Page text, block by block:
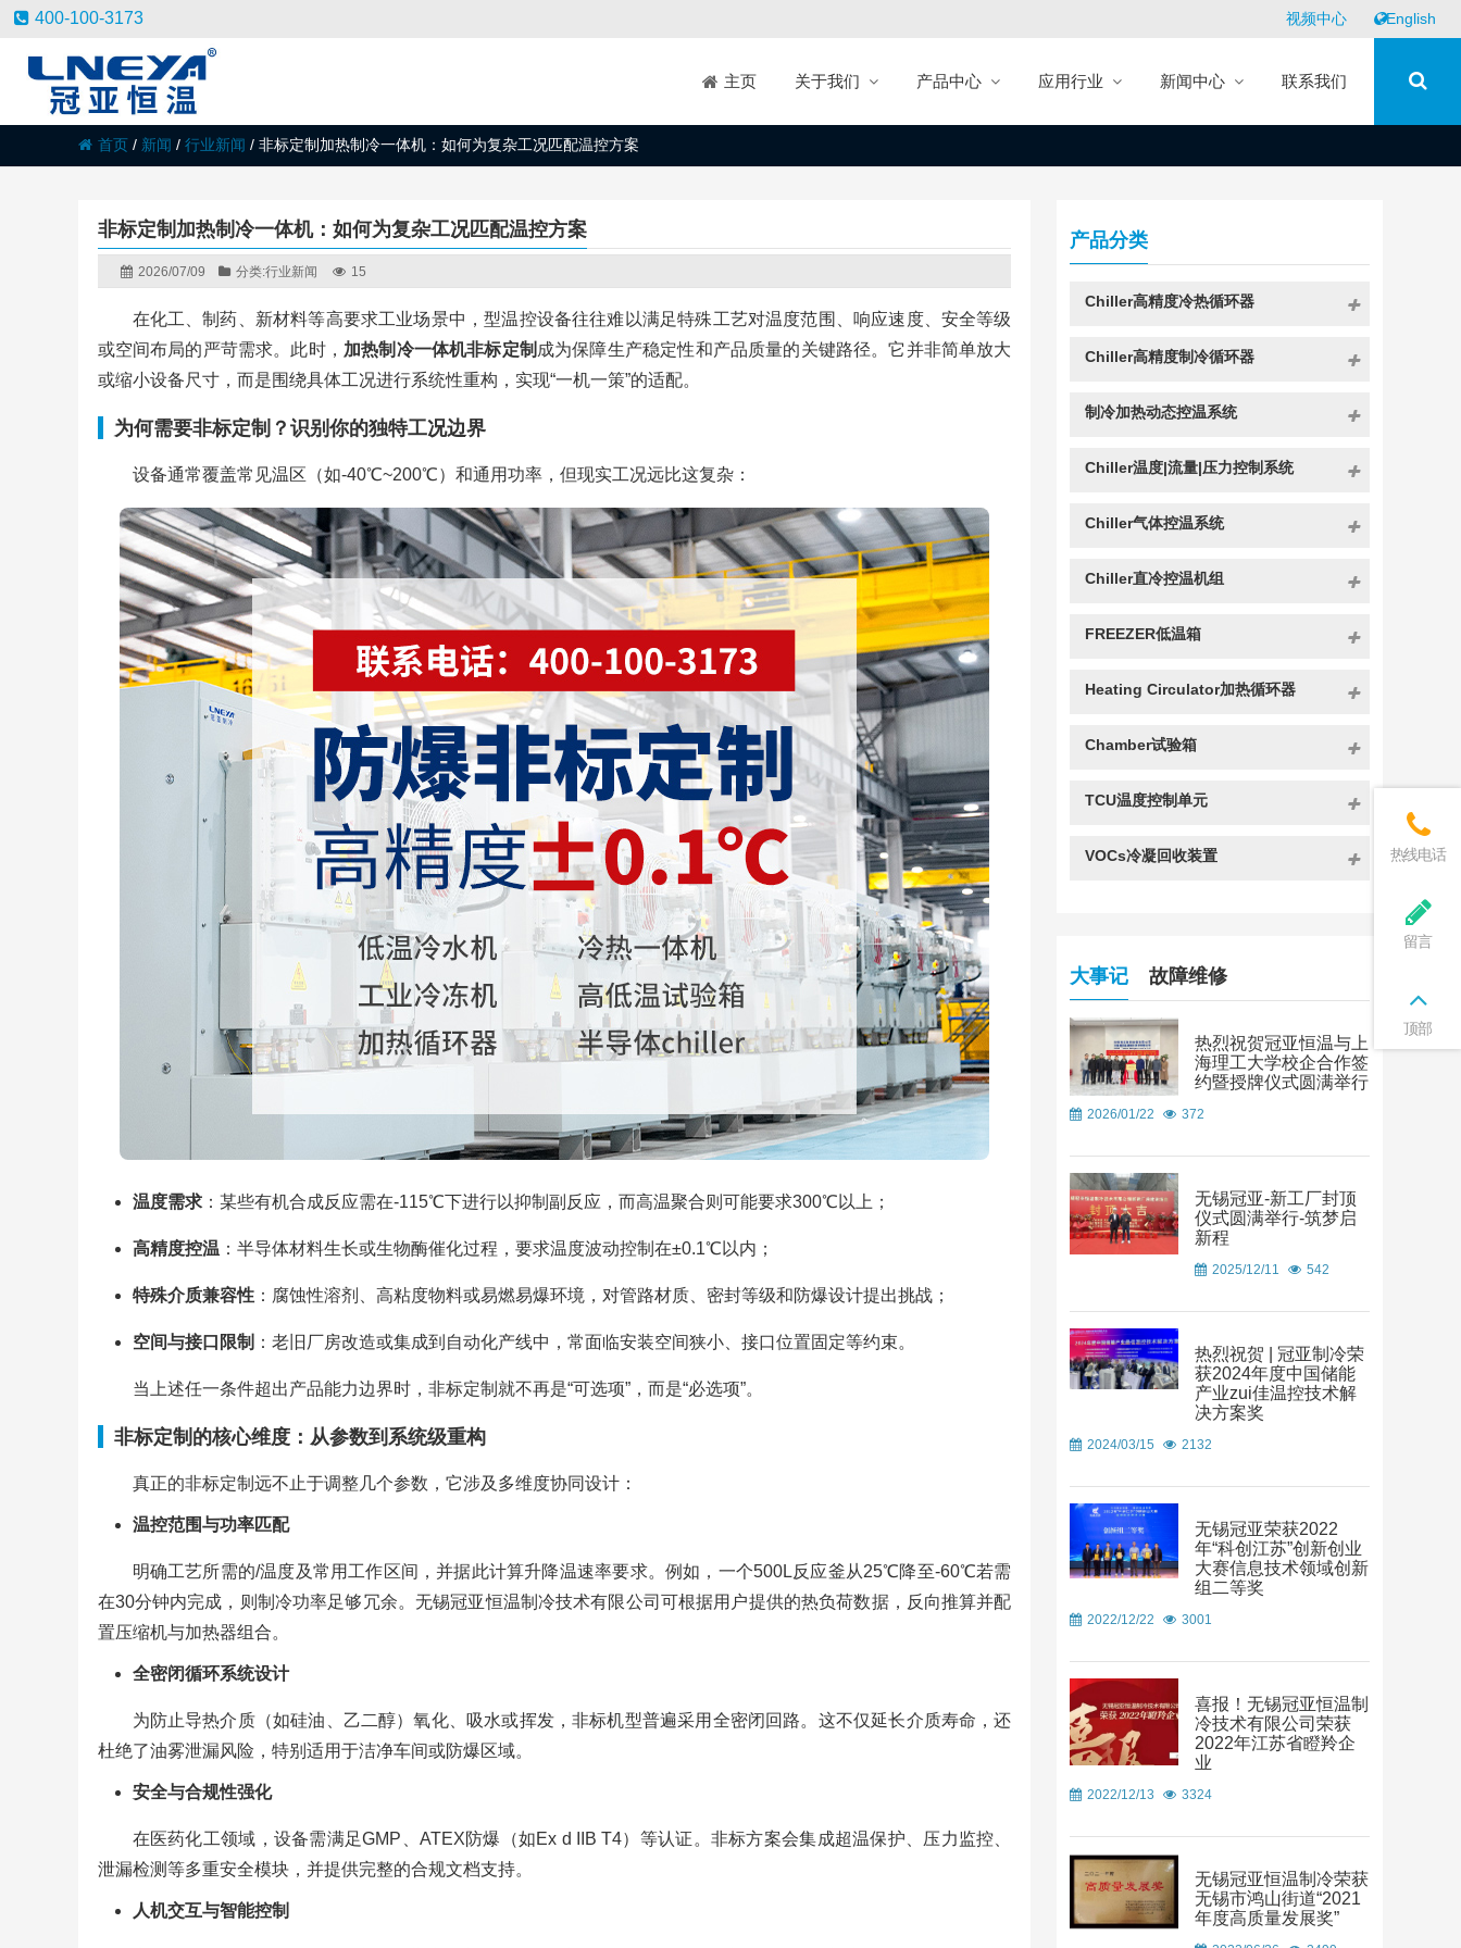
400-100-3173 视频中心 English
主页 关于我们 产品中心 应用行业 新闻中心 联系我们
首页 / 新闻 / 行业新闻 / 非标定制加热制冷一体机：如何为复杂工况匹配温控方案
非标定制加热制冷一体机：如何为复杂工况匹配温控方案
2026/07/09 分类:行业新闻 15
在化工、制药、新材料等高要求工业场景中，型温控设备往往难以满足特殊工艺对温度范围、响应速度、安全等级
或空间布局的严苛需求。此时， 加热制冷一体机非标定制 成为保障生产稳定性和产品质量的关键路径。它并非简单放大
或缩小设备尺寸，而是围绕具体工况进行系统性重构，实现“一机一策”的适配。
为何需要非标定制？识别你的独特工况边界
设备通常覆盖常见温区（如-40℃~200℃）和通用功率，但现实工况远比这复杂：
温度需求：某些有机合成反应需在-115℃下进行以抑制副反应，而高温聚合则可能要求300℃以上；
高精度控温 ：半导体材料生长或生物酶催化过程，要求温度波动控制在±0.1℃以内；
特殊介质兼容性：腐蚀性溶剂、高粘度物料或易燃易爆环境，对管路材质、密封等级和防爆设计提出挑战；
空间与接口限制 ：老旧厂房改造或集成到自动化产线中，常面临安装空间狭小、接口位置固定等约束。
当上述任一条件超出产品能力边界时，非标定制就不再是“可选项”，而是“必选项”。
非标定制的核心维度：从参数到系统级重构
真正的非标定制远不止于调整几个参数，它涉及多维度协同设计：
温控范围与功率匹配
明确工艺所需的/温度及常用工作区间，并据此计算升降温速率要求。例如，一个500L反应釜从25℃降至-60℃若需
在30分钟内完成，则制冷功率足够冗余。无锡冠亚恒温制冷技术有限公司可根据用户提供的热负荷数据，反向推算并配
置压缩机与加热器组合。
全密闭循环系统设计
为防止导热介质（如硅油、乙二醇）氧化、吸水或挥发，非标机型普遍采用全密闭回路。这不仅延长介质寿命，还
杜绝了油雾泄漏风险，特别适用于洁净车间或防爆区域。
安全与合规性强化
在医药化工领域，设备需满足GMP、ATEX防爆（如Ex d IIB T4）等认证。非标方案会集成超温保护、压力监控、
泄漏检测等多重安全模块，并提供完整的合规文档支持。
人机交互与智能控制
产品分类
Chiller高精度冷热循环器
Chiller高精度制冷循环器
制冷加热动态控温系统
Chiller温度|流量|压力控制系统
Chiller气体控温系统
Chiller直冷控温机组
FREEZER低温箱
Heating Circulator加热循环器
Chamber试验箱
TCU温度控制单元
VOCs冷凝回收装置
大事记 故障维修
热烈祝贺冠亚恒温与上
海理工大学校企合作签
约暨授牌仪式圆满举行
2026/01/22 372
无锡冠亚-新工厂封顶
仪式圆满举行-筑梦启
新程
2025/12/11 542
热烈祝贺 | 冠亚制冷荣
获2024年度中国储能
产业zui佳温控技术解
决方案奖
2024/03/15 2132
无锡冠亚荣获2022
年“科创江苏”创新创业
大赛信息技术领域创新
组二等奖
2022/12/22 3001
喜报！无锡冠亚恒温制
冷技术有限公司荣获
2022年江苏省瞪羚企
业
2022/12/13 3324
无锡冠亚恒温制冷荣获
无锡市鸿山街道“2021
年度高质量发展奖”
热线电话
留言
顶部